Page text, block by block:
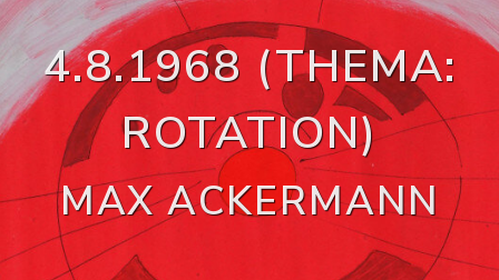
4.8.1968 (THEMA:
ROTATION)
MAX ACKERMANN